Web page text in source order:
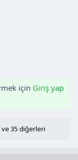
için Giriş yap
ve 35 diğerleri